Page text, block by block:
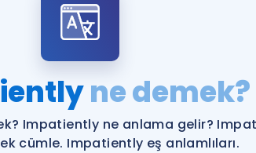
YDS ve YÖKDİL
YDS ve YÖKDİL'e
ne demek?
Impatiently ne anlama gelir?
cümle. Impatiently eş anlamlıları.